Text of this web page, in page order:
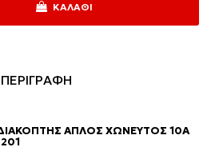
ΚΑΛΆΘΙ
ΠΕΡΙΓΡΑΦΗ
ΔΙΑΚΌΠΤΗΣ ΑΠΛΌΣ ΧΩΝΕΥΤΌΣ 10A